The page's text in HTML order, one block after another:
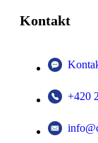
Kontakt
+420